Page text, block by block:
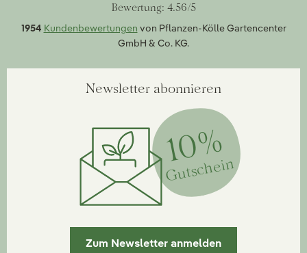
Bewertung: 4.56/5
1954 Kundenbewertungen von Pflanzen-Kölle Gartencenter
GmbH & Co. KG.
Newsletter abonnieren
10%
Gutschein
Zum Newsletter anmelden